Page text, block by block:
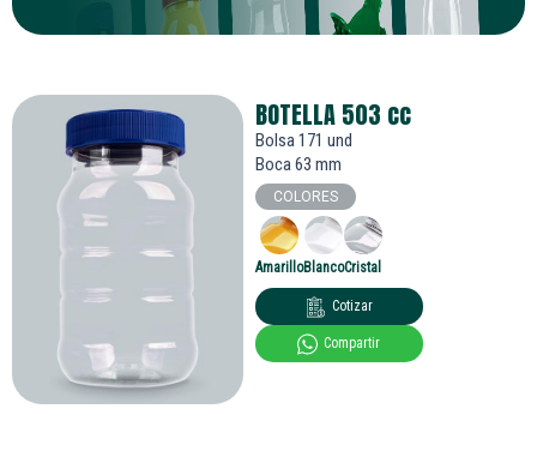
BOTELLA 503 cc
Bolsa 171 und
Boca 63 mm
COLORES
AmarilloBlancoCristal
Cotizar
Compartir